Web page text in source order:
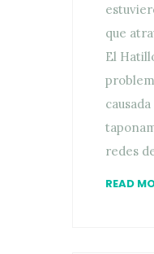
que
El
redes
READ